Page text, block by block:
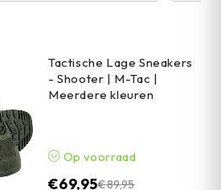
Tactische Lage Sneakers
- Shooter | M-Tac |
Meerdere kleuren
Op voorraad
€89,95
€69,95